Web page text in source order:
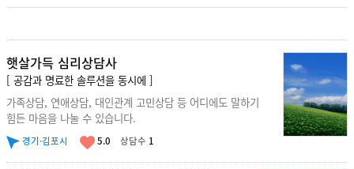
햇살가득 심리상담사
[ 공감과 명료한 솔루션을 동시에 ]
가족상담, 연애상담, 대인관계 고민상담 등 어디에도 말하기
힘든 마음을 나눌 수 있습니다.
경기·김포시 5.0 상담수 1